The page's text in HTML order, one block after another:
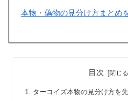
本物・偽物の見分け方まとめ
目次
ターコイズ本物の見分け方を